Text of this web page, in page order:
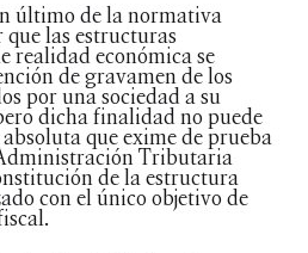
último de la normativa
las estructuras
realidad económica se
de gravamen de los
por una sociedad a su
dicha finalidad no puede
que exime de prueba
Tributaria
de la estructura
con el único objetivo de